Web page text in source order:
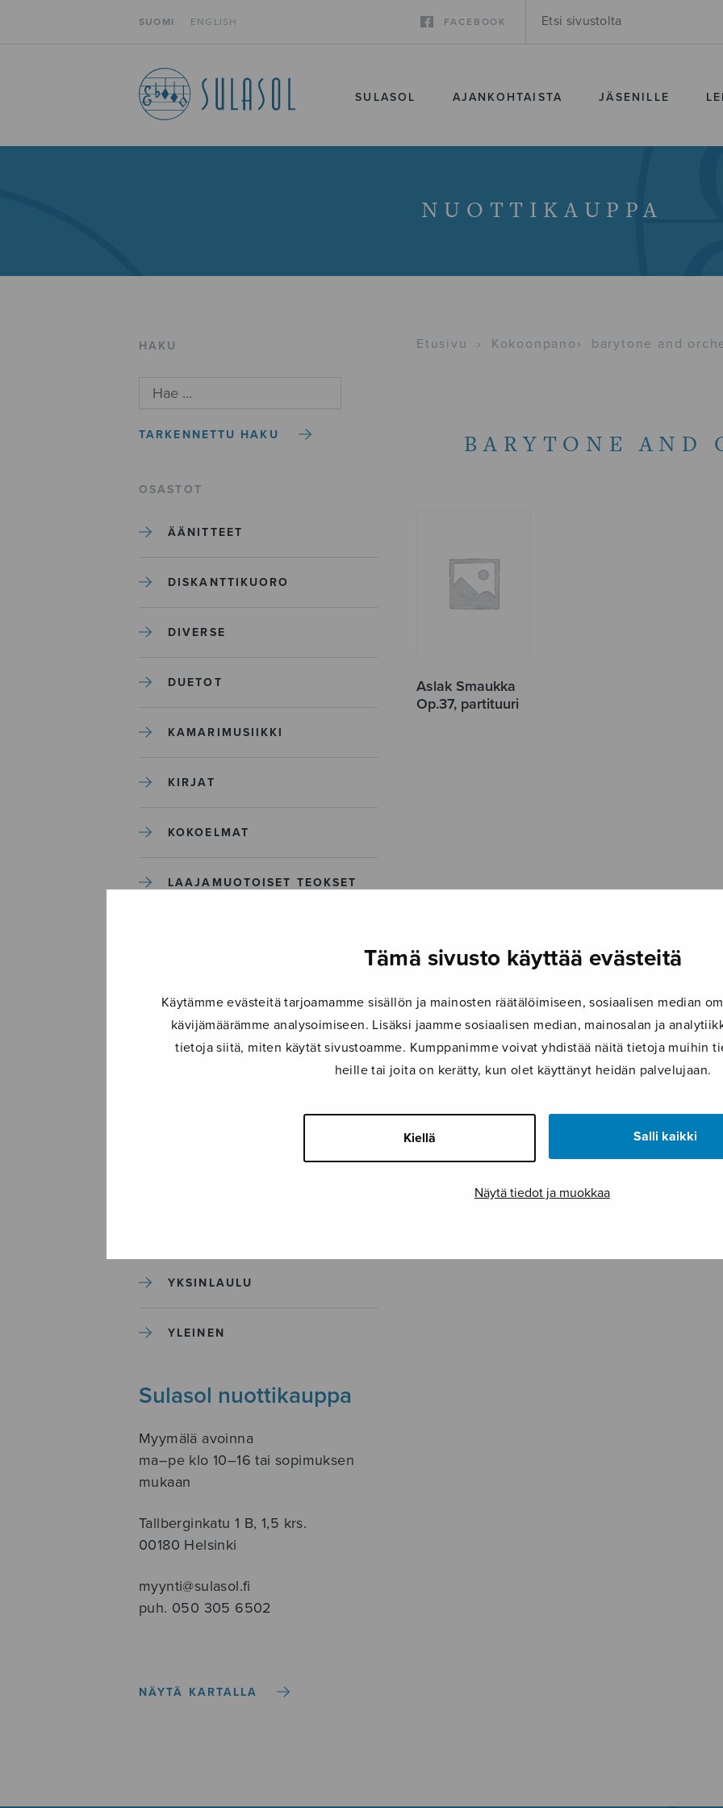
Tämä sivusto käyttää evästeitä
Käytämme evästeitä tarjoamamme sisällön ja mainosten räätälöimiseen, sosiaalisen median
kävijämäärämme analysoimiseen. Lisäksi jaamme sosiaalisen median, mainosalan ja
tietoja siitä, miten käytät sivustoamme. Kumppanimme voivat yhdistää näitä tietoja muihin
heille tai joita on kerätty, kun olet käyttänyt heidän palvelujaan.
Kiellä Salli kaikki
Näytä tiedot ja muokkaa
SUOMI ENGLISH FACEBOOK
SULASOL AJANKOHTAISTA JÄSENILLE
NUOTTIKAUPPA
HAKU
TARKENNETTU HAKU
OSASTOT
ÄÄNITTEET
DISKANTTIKUORO
DIVERSE
DUETOT
KAMARIMUSIIKKI
KIRJAT
KOKOELMAT
LAAJAMUOTOISET TEOKSET
MUUT
YKSINLAULU
YLEINEN
Sulasol nuottikauppa
Myymälä avoinna
ma–pe klo 10–16 tai sopimuksen
mukaan
Tallberginkatu 1 B, 1,5 krs.
00180 Helsinki
myynti@sulasol.fi
puh. 050 305 6502
NÄYTÄ KARTALLA
Etusivu › Kokoonpano › barytone and
BARYTONE AND
Aslak Smaukka
Op.37, partituuri